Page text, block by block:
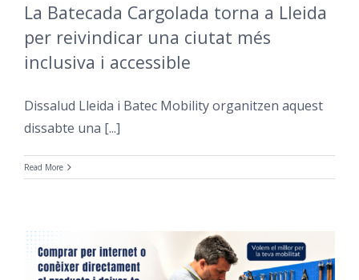
La Batecada Cargolada torna a Lleida
per reivindicar una ciutat més
inclusiva i accessible
Dissalud Lleida i Batec Mobility organitzen aquest
dissabte una [...]
Read More